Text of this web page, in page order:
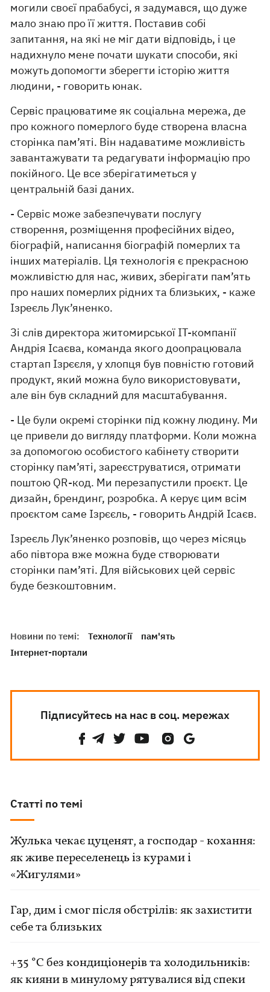
могили своєї прабабусі, я задумався, що дуже
мало знаю про її життя. Поставив собі
запитання, на які не міг дати відповідь, і це
надихнуло мене почати шукати способи, які
можуть допомогти зберегти історію життя
людини, - говорить юнак.
Сервіс працюватиме як соціальна мережа, де
про кожного померлого буде створена власна
сторінка пам’яті. Він надаватиме можливість
завантажувати та редагувати інформацію про
покійного. Це все зберігатиметься у
центральній базі даних.
- Сервіс може забезпечувати послугу
створення, розміщення професійних відео,
біографій, написання біографій померлих та
інших матеріалів. Ця технологія є прекрасною
можливістю для нас, живих, зберігати пам’ять
про наших померлих рідних та близьких, - каже
Ізреєль Лук’яненко.
Зі слів директора житомирської IT-компанії
Андрія Ісаєва, команда якого доопрацювала
стартап Ізрєєля, у хлопця був повністю готовий
продукт, який можна було використовувати,
але він був складний для масштабування.
- Це були окремі сторінки під кожну людину. Ми
це привели до вигляду платформи. Коли можна
за допомогою особистого кабінету створити
сторінку пам’яті, зареєструватися, отримати
поштою QR-код. Ми перезапустили проєкт. Це
дизайн, брендинг, розробка. А керує цим всім
проєктом саме Ізрєєль, - говорить Андрій Ісаєв.
Ізреєль Лук’яненко розповів, що через місяць
або півтора вже можна буде створювати
сторінки пам’яті. Для військових цей сервіс
буде безкоштовним.
Новини по темі: Технології
пам'ять
Інтернет-портали
Підписуйтесь на нас в соц. мережах
Статті по темі
Жулька чекає цуценят, а господар - кохання:
як живе переселенець із курами і
«Жигулями»
Гар, дим і смог після обстрілів: як захистити
себе та близьких
+35 °C без кондиціонерів та холодильників:
як кияни в минулому рятувалися від спеки